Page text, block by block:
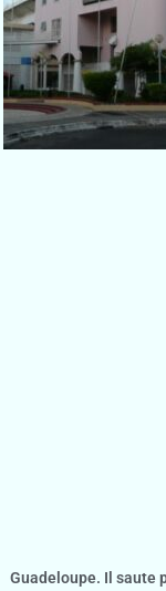
Guadeloupe. Il saute